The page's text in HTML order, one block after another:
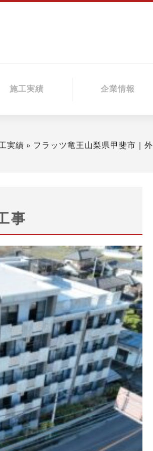
施工実績 企業情報
実績 » フラッツ竜王山梨県甲斐市｜外
事